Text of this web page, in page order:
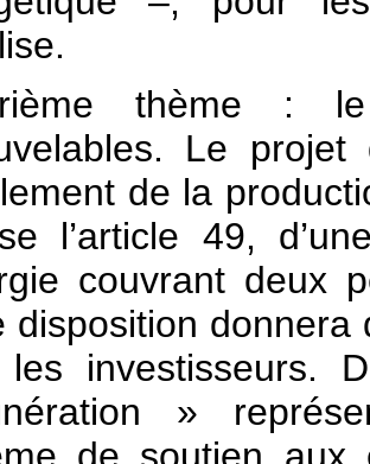
thème : le
Le
de la
l’article 49,
couvrant deux
disposition
les investisseurs.
»